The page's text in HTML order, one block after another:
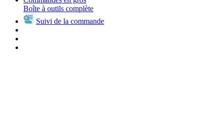
Boîte à outils complète
Suivi de la commande